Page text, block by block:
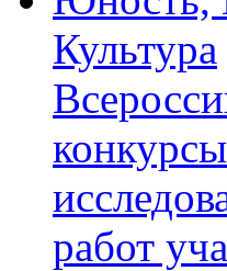
Культура
конкурсы
работ